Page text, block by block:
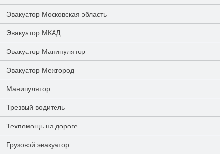
Эвакуатор Московская область
Эвакуатор МКАД
Эвакуатор Манипулятор
Эвакуатор Межгород
Манипулятор
Трезвый водитель
Техпомощь на дороге
Грузовой эвакуатор